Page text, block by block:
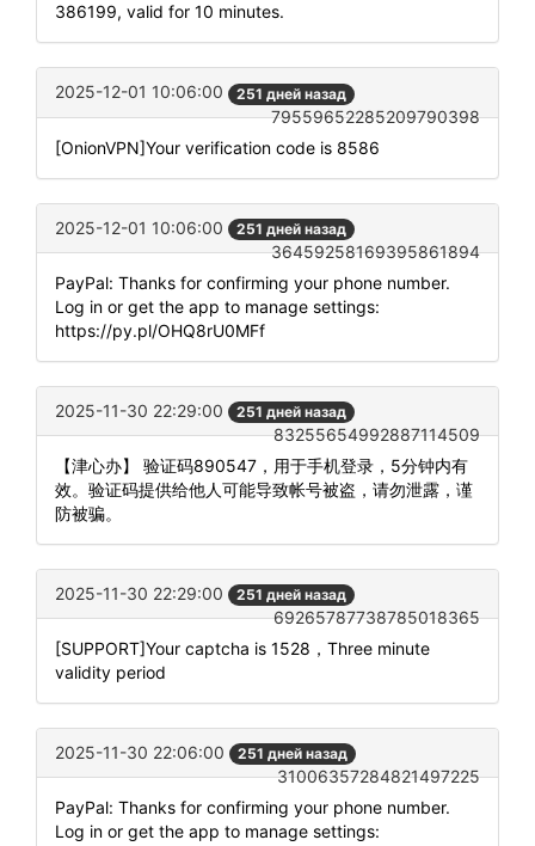
386199, valid for 10 minutes.
2025-12-01 10:06:00 251 дней назад
79559652285209790398
[OnionVPN]Your verification code is 8586
2025-12-01 10:06:00 251 дней назад
36459258169395861894
PayPal: Thanks for confirming your phone number.
Log in or get the app to manage settings:
https://py.pl/OHQ8rU0MFf
2025-11-30 22:29:00 251 дней назад
83255654992887114509
【津心办】 验证码890547，用于手机登录，5分钟内有
效。验证码提供给他人可能导致帐号被盗，请勿泄露，谨
防被骗。
2025-11-30 22:29:00 251 дней назад
69265787738785018365
[SUPPORT]Your captcha is 1528，Three minute
validity period
2025-11-30 22:06:00 251 дней назад
31006357284821497225
PayPal: Thanks for confirming your phone number.
Log in or get the app to manage settings: